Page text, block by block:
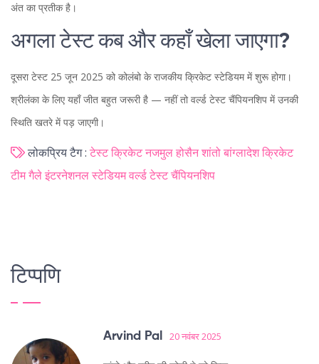
अंत का प्रतीक है।
अगला टेस्ट कब और कहाँ खेला जाएगा?
दूसरा टेस्ट 25 जून 2025 को कोलंबो के राजकीय क्रिकेट स्टेडियम में शुरू होगा।
श्रीलंका के लिए यहाँ जीत बहुत जरूरी है — नहीं तो वर्ल्ड टेस्ट चैंपियनशिप में उनकी
स्थिति खतरे में पड़ जाएगी।
लोकप्रिय टैग : टेस्ट क्रिकेट नजमुल होसैन शांतो बांग्लादेश क्रिकेट
टीम गैले इंटरनेशनल स्टेडियम वर्ल्ड टेस्ट चैंपियनशिप
टिप्पणि
Arvind Pal 20 नवंबर 2025